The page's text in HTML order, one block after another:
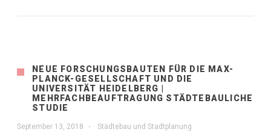
NEUE FORSCHUNGSBAUTEN FÜR DIE MAX-
PLANCK-GESELLSCHAFT UND DIE
UNIVERSITÄT HEIDELBERG |
MEHRFACHBEAUFTRAGUNG STÄDTEBAULICHE
STUDIE
September 13, 2018 Städtebau und Stadtplanung